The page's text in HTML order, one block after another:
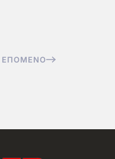
ΕΠΌΜΕΝΟ